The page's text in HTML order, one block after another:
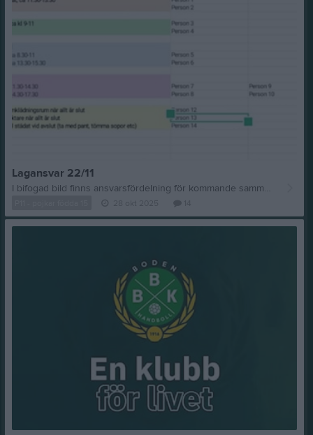
Lagansvar 22/11
I bifogad bild finns ansvarsfördelning för kommande sammandrag som vi arrangerar hemma den 22/11 Som ni ser behövs sammanlagd 15 personer för samtliga uppdrag vi har. Uppdragen är indelade i olika färger och till dessa behövs olika antal personer. Ibland delar vi vissa pass med F10, exempelvis kiosk. Det är först till kvarn att skriva vilken person ni tar uppdraget som. Kommentera i detta inlägg genom att skriva ”barnets namn person x”, exempelvis ”Nore Lindmark person 7”.